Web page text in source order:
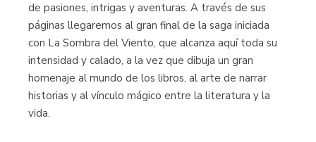
de pasiones, intrigas y aventuras. A través de sus
páginas llegaremos al gran final de la saga iniciada
con La Sombra del Viento, que alcanza aquí toda su
intensidad y calado, a la vez que dibuja un gran
homenaje al mundo de los libros, al arte de narrar
historias y al vínculo mágico entre la literatura y la
vida.